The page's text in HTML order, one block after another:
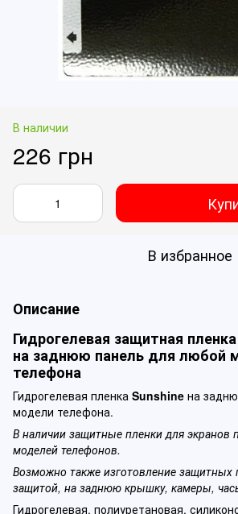
В наличии
226 грн
В избранное
Описание
Гидрогелевая защитная
на заднюю панель для любой
телефона
Гидрогелевая пленка Sunshine на
модели телефона.
В наличии защитные пленки для экранов
моделей телефонов.
Возможно также изготовление защитных
защитой, на заднюю крышку, камеры,
Гидрогелевая, полиуретановая,